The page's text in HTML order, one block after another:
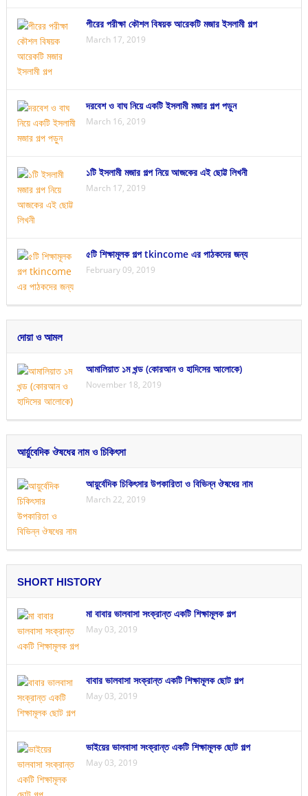
পীরের পরীক্ষা কৌশল বিষয়ক আরেকটি মজার ইসলামী গল্প
March 17, 2019
দরবেশ ও বাঘ নিয়ে একটি ইসলামী মজার গল্প পড়ুন
March 16, 2019
১টি ইসলামী মজার গল্প নিয়ে আজকের এই ছোট্ট লিখনী
March 17, 2019
৫টি শিক্ষামূলক গল্প tkincome এর পাঠকদের জন্য
February 09, 2019
দোয়া ও আমল
আমালিয়াত ১ম খন্ড (কোরআন ও হাদিসের আলোকে)
November 18, 2019
আর্য়ুবেদিক ঔষধের নাম ও চিকিৎসা
আয়ুর্বেদিক চিকিৎসার উপকারিতা ও বিভিন্ন ঔষধের নাম
March 22, 2019
SHORT HISTORY
মা বাবার ভালবাসা সংক্রান্ত একটি শিক্ষামূলক গল্প
May 03, 2019
বাবার ভালবাসা সংক্রান্ত একটি শিক্ষামূলক ছোট গল্প
May 03, 2019
ভাইয়ের ভালবাসা সংক্রান্ত একটি শিক্ষামূলক ছোট গল্প
May 03, 2019